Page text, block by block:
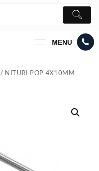
MENU
/ NITURI POP 4X10MM